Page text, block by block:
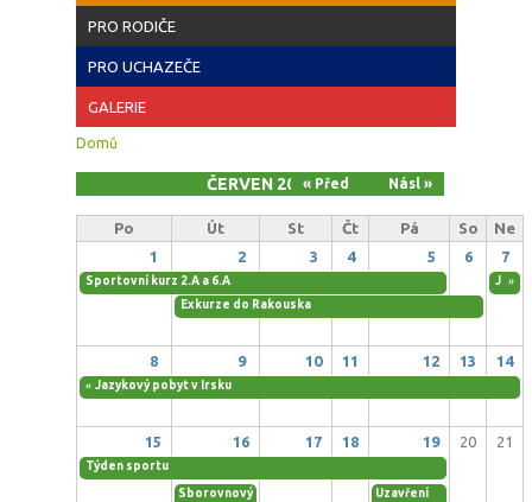
PRO RODIČE
PRO UCHAZEČE
GALERIE
Jste zde
Domů
ČERVEN 2026« Před Násl »
Po Út St Čt Pá So
Ne
1
2 3 4 5 6 7
Sportovní kurz 2.A a 6.A
»
Exkurze do Rakouska
8 9 10 11 12 13 14
« Jazykový pobyt v Irsku
15 16 17 18 19 20 21
Týden sportu
Sborovnový
Uzavření